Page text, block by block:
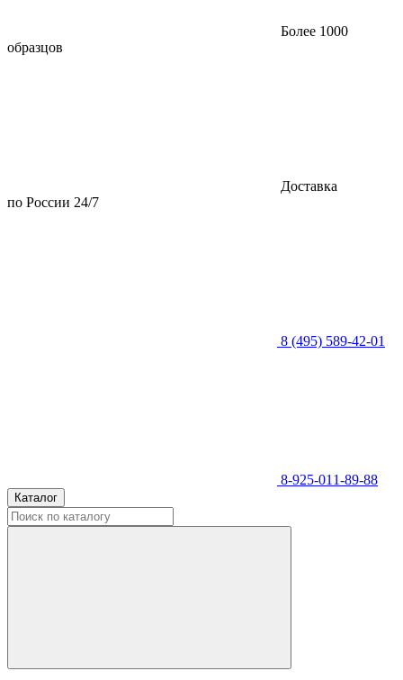
Более 1000
образцов
Доставка
по России 24/7
8 (495) 589-42-01
8-925-011-89-88
Каталог